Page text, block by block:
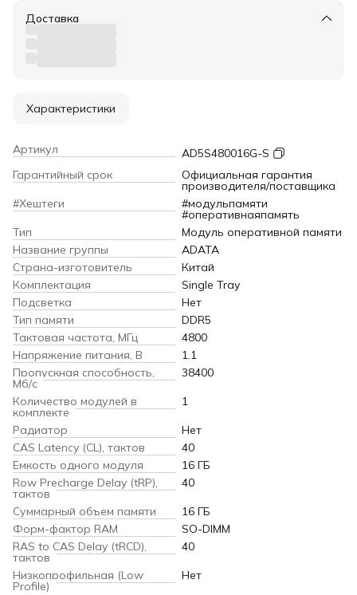
Доставка
Характеристики
Артикул
AD5S480016G-S
Гарантийный срок
Официальная гарантия
производителя/поставщика
#Хештеги
#модульпамяти
#оперативнаяпамять
Тип
Модуль оперативной памяти
Название группы
ADATA
Страна-изготовитель
Китай
Комплектация
Single Tray
Подсветка
Нет
Тип памяти
DDR5
Тактовая частота, МГц
4800
Напряжение питания, В
1.1
Пропускная способность,
Мб/с
38400
Количество модулей в
комплекте
1
Радиатор
Нет
CAS Latency (CL), тактов
40
Емкость одного модуля
16 ГБ
Row Precharge Delay (tRP),
тактов
40
Суммарный объем памяти
16 ГБ
Форм-фактор RAM
SO-DIMM
RAS to CAS Delay (tRCD),
тактов
40
Низкопрофильная (Low
Profile)
Нет